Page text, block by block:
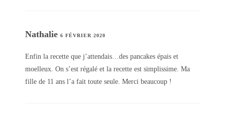
Nathalie 6 FÉVRIER 2020
Enfin la recette que j’attendais…des pancakes épais et
moelleux. On s’est régalé et la recette est simplissime. Ma
fille de 11 ans l’a fait toute seule. Merci beaucoup !